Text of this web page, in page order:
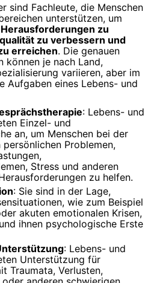
sind Fachleute, die Menschen
unterstützen, um
zu
zu verbessern und
erreichen. Die genauen
können je nach Land,
variieren, aber im
Aufgaben eines Lebens- und
: Lebens- und
Einzel- und
an, um Menschen bei der
Problemen,
Stress und anderen
zu helfen.
: Sie sind in der Lage,
wie zum Beispiel
akuten emotionalen Krisen,
ihnen psychologische Erste
: Lebens- und
Unterstützung für
Traumata, Verlusten,